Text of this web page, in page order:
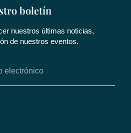
boletín
nuestros últimas noticias,
de nuestros eventos.